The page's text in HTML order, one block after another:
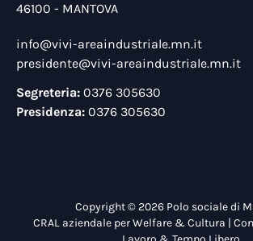
46100 - MANTOVA
info@vivi-areaindustriale.mn.it
presidente@vivi-areaindustriale.mn.it
Segreteria: 0376 305630
Presidenza: 0376 305630
Copyright © 2026 Polo sociale di
CRAL aziendale per Welfare & Cultura |